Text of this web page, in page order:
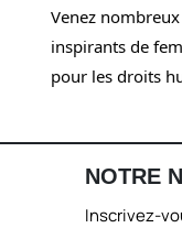
Venez
inspirants de
pour les droits
NOTRE
Inscrivez-